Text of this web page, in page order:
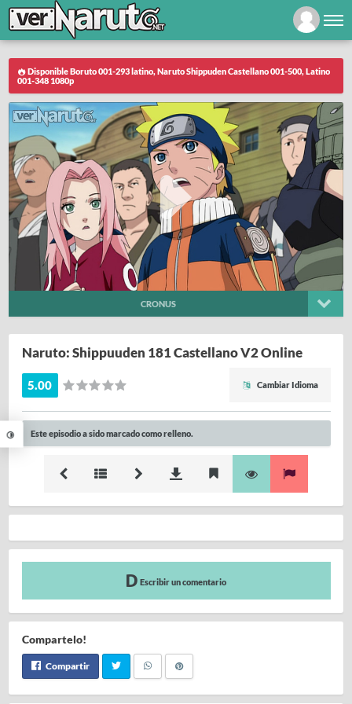
Disponible Boruto 001-293 latino, Naruto Shippuden Castellano 001-500, Latino
001-348 1080p
CRONUS
Naruto: Shippuuden 181 Castellano V2 Online
5.00 Cambiar Idioma
Este episodio a sido marcado como relleno.
Escribir un comentario
Compartelo!
Compartir